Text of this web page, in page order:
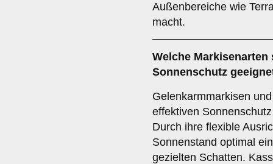
Außenbereiche wie
macht.
Welche
Sonnenschutz
Gelenkarmmarkisen
effektiven
Durch ihre flexible
Sonnenstand optimal
gezielten Schatten.